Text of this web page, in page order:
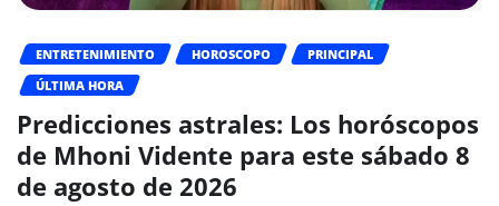
ENTRETENIMIENTO HOROSCOPO
PRINCIPAL
ÚLTIMA HORA
Predicciones astrales: Los horóscopos
de Mhoni Vidente para este sábado 8
de agosto de 2026